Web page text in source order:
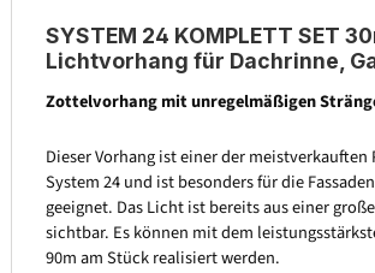
SYSTEM 24 KOMPLETT SET
Lichtvorhang für Dachrinne,
Zottelvorhang mit unregelmäßigen
Dieser Vorhang ist einer der meistverkauften
System 24 und ist besonders für die
geeignet. Das Licht ist bereits aus einer
sichtbar. Es können mit dem
90m am Stück realisiert werden.